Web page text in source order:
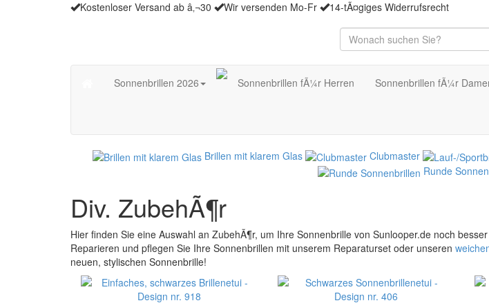
Kostenloser Versand ab â‚¬30 Wir versenden Mo-Fr 14-tÃ¤giges Widerrufsrecht
Sonnenbrillen 2026 Sonnenbrillen fÃ¼r Herren Sonnenbrillen fÃ¼r
Brillen mit klarem Glas Clubmaster
Runde
Div. ZubehÃ¶r
Hier finden Sie eine Auswahl an ZubehÃ¶r, um Ihre Sonnenbrille von Sunlooper.de noch
Reparieren und pflegen Sie Ihre Sonnenbrillen mit unserem Reparaturset oder unseren
neuen, stylischen Sonnenbrille!